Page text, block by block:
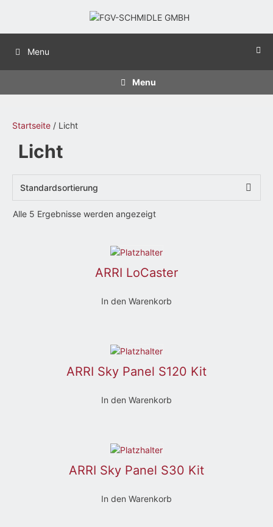
Menu
Menu
Startseite / Licht
Licht
Alle 5 Ergebnisse werden angezeigt
ARRI LoCaster
In den Warenkorb
ARRI Sky Panel S120 Kit
In den Warenkorb
ARRI Sky Panel S30 Kit
In den Warenkorb